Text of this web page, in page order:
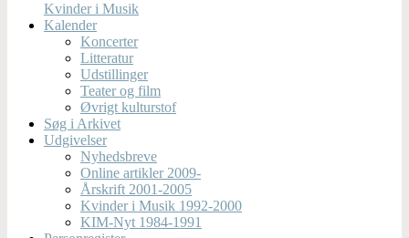
Kvinder i Musik
Kalender
Koncerter
Litteratur
Udstillinger
Teater og film
Øvrigt kulturstof
Søg i Arkivet
Udgivelser
Nyhedsbreve
Online artikler 2009-
Årskrift 2001-2005
Kvinder i Musik 1992-2000
KIM-Nyt 1984-1991